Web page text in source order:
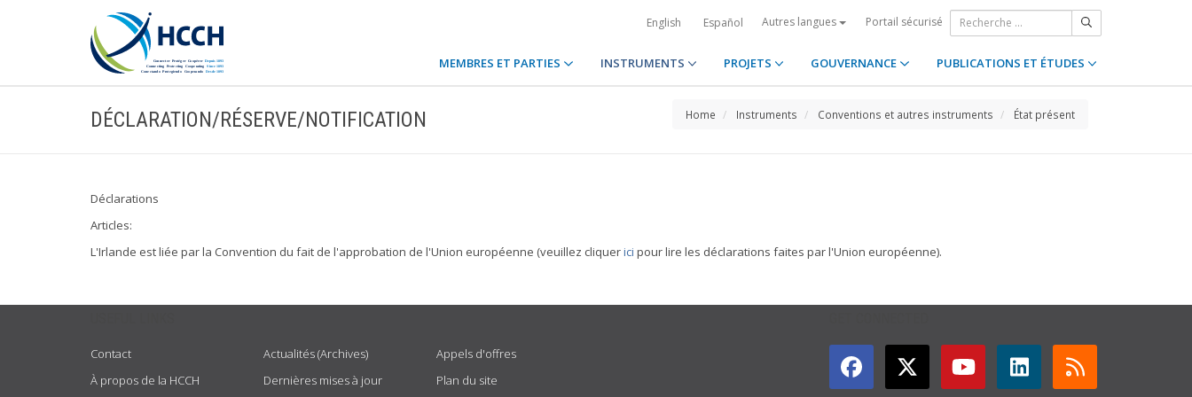
English Español Autres langues Portail sécurisé
MEMBRES ET PARTIES INSTRUMENTS PROJETS GOUVERNANCE PUBLICATIONS ET ÉTUDES
DÉCLARATION/RÉSERVE/NOTIFICATION Home Instruments Conventions et autres instruments État présent
Déclarations
Articles:
L'Irlande est liée par la Convention du fait de l'approbation de l'Union européenne (veuillez cliquerici pour lire les déclarations faites par l'Union européenne).
Contact
À propos de la HCCH
Actualités (Archives)
Dernières mises à jour
Appels d'offres
Plan du site